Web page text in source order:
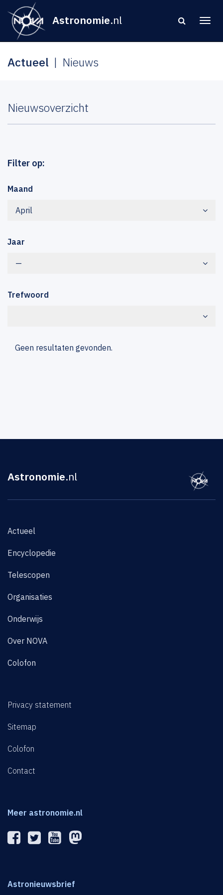
Astronomie.nl
Actueel Nieuws
Nieuwsoverzicht
Filter op:
Maand
April
Jaar
—
Trefwoord
Geen resultaten gevonden.
Astronomie.nl
Actueel
Encyclopedie
Telescopen
Organisaties
Onderwijs
Over NOVA
Colofon
Privacy statement
Sitemap
Colofon
Contact
Meer astronomie.nl
Astronieuwsbrief